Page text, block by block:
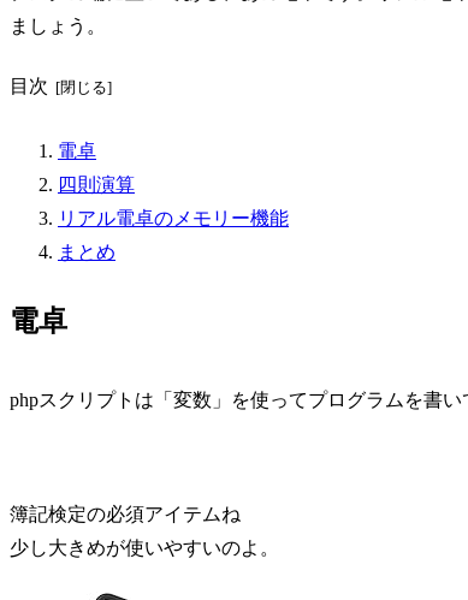
ましょう。
目次
電卓
四則演算
リアル電卓のメモリー機能
まとめ
電卓
phpスクリプトは「変数」を使ってプログラムを書
簿記検定の必須アイテムね
少し大きめが使いやすいのよ。